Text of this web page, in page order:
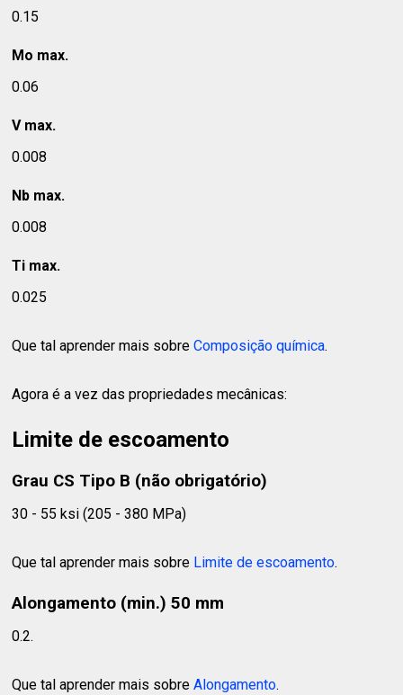
0.15
Mo max.
0.06
V max.
0.008
Nb max.
0.008
Ti max.
0.025
Que tal aprender mais sobreComposição química.
Agora é a vez das propriedades mecânicas:
Limite de escoamento
Grau CS Tipo B (não obrigatório)
30 - 55 ksi (205 - 380 MPa)
Que tal aprender mais sobre Limite de escoamento.
Alongamento (min.) 50 mm
0.2.
Que tal aprender mais sobreAlongamento.